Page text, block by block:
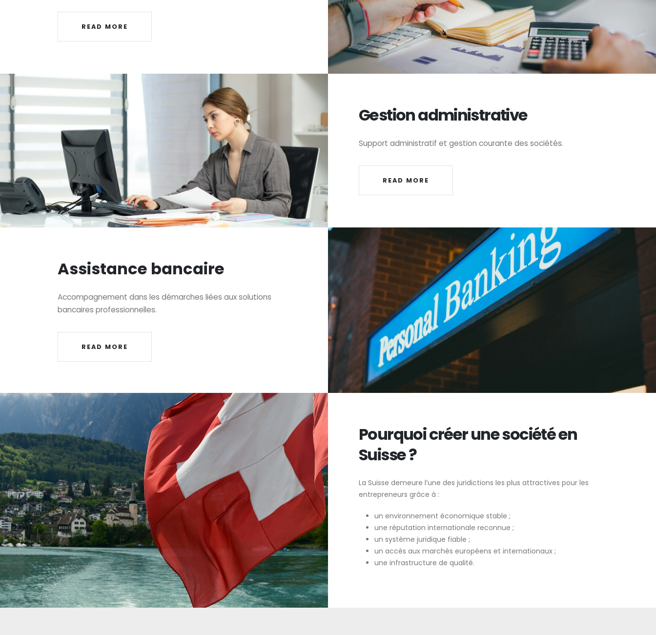
READ MORE
Gestion administrative
Support administratif et gestion courante des sociétés.
READ MORE
Assistance bancaire
Accompagnement dans les démarches liées aux solutions
bancaires professionnelles.
READ MORE
Pourquoi créer une société en
Suisse ?
La Suisse demeure l’une des juridictions les plus attractives pour les
entrepreneurs grâce à :
un environnement économique stable ;
une réputation internationale reconnue ;
un système juridique fiable ;
un accès aux marchés européens et internationaux ;
une infrastructure de qualité.